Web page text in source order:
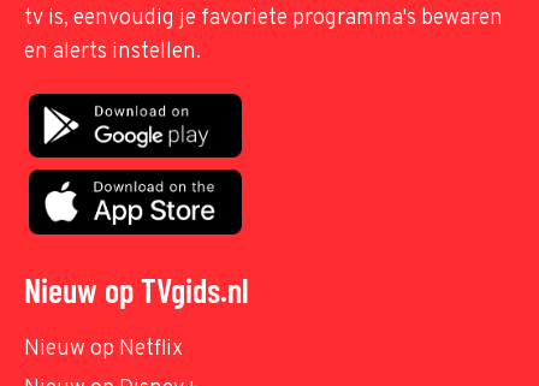
tv is, eenvoudig je favoriete programma's bewaren
en alerts instellen.
Nieuw op TVgids.nl
Nieuw op Netflix